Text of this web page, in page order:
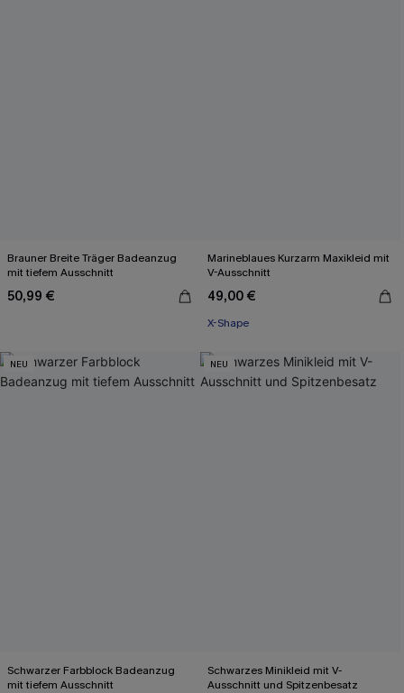
Brauner Breite Träger Badeanzug
mit tiefem Ausschnitt
50,99 €
Marineblaues Kurzarm Maxikleid mit
V-Ausschnitt
49,00 €
X-Shape
NEU
Schwarzer Farbblock Badeanzug
mit tiefem Ausschnitt
NEU
Schwarzes Minikleid mit V-
Ausschnitt und Spitzenbesatz